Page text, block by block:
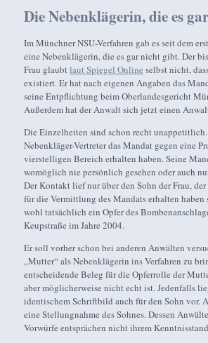
Die Nebenklägerin, die es
Im Münchner NSU-Verfahren gab es seit dem
eine Nebenklägerin, die es gar nicht gibt. Der
Frau glaubtlaut Spiegel Online selbst nicht,
existiert. Er hat nach eigenen Angaben das
seine Entpflichtung beim Oberlandesgericht
Außerdem hat der Anwalt sich jetzt einen
Die Einzelheiten sind schon recht
Nebenkläger-Vertreter das Mandat gegen eine
vierstelligen Bereich erhalten haben. Seine
womöglich nie persönlich gesehen oder auch
Der Kontakt lief nur über den Sohn der Frau,
für die Vermittlung des Mandats erhalten haben
wohl tatsächlich ein Opfer des
Keupstraße im Jahre 2004.
Er soll vorher schon bei anderen Anwälten
„Mutter“ als Nebenklägerin ins Verfahren zu
entscheidende Beleg für die Opferrolle der
aber möglicherweise nicht echt ist. Jedenfalls
identischem Schriftbild auch für den Sohn vor.
eine Stellungnahme des Sohnes. Dessen
Vorwürfe entsprächen nicht ihrem